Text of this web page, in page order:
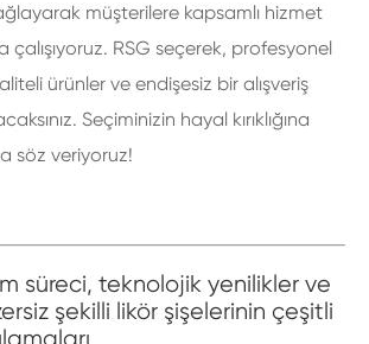
müşterilere kapsamlı hizmet
RSG seçerek, profesyonel
ürünler ve endişesiz bir alışveriş
Seçiminizin hayal kırıklığına
söz veriyoruz!
süreci, teknolojik yenilikler ve
şekilli likör şişelerinin çeşitli